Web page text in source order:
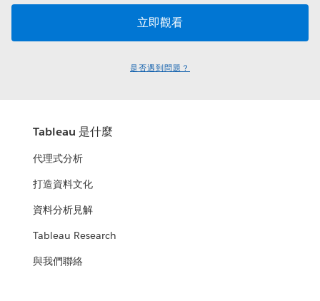
是否遇到問題？
Tableau 是什麼
代理式分析
打造資料文化
資料分析見解
Tableau Research
與我們聯絡